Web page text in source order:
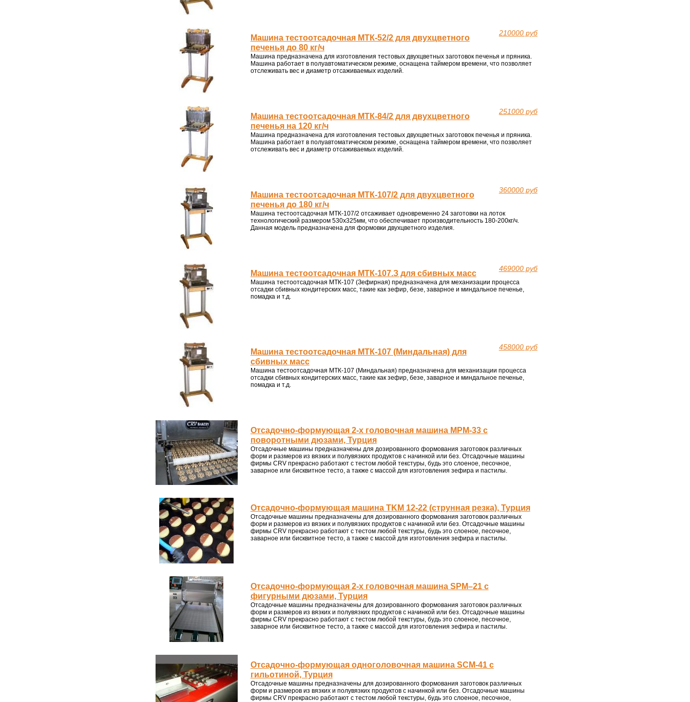
210000 руб
Машина тестоотсадочная МТК-52/2 для двухцветного
печенья до 80 кг/ч
Машина предназначена для изготовления тестовых двухцветных заготовок печенья и пряника.
Машина работает в полуавтоматическом режиме, оснащена таймером времени, что позволяет
отслеживать вес и диаметр отсаживаемых изделий.
251000 руб
Машина тестоотсадочная МТК-84/2 для двухцветного
печенья на 120 кг/ч
Машина предназначена для изготовления тестовых двухцветных заготовок печенья и пряника.
Машина работает в полуавтоматическом режиме, оснащена таймером времени, что позволяет
отслеживать вес и диаметр отсаживаемых изделий.
360000 руб
Машина тестоотсадочная МТК-107/2 для двухцветного
печенья до 180 кг/ч
Машина тестоотсадочная МТК-107/2 отсаживает одновременно 24 заготовки на лоток
технологический размером 530х325мм, что обеспечивает производительность 180-200кг/ч.
Данная модель предназначена для формовки двухцветного изделия.
469000 руб
Машина тестоотсадочная МТК-107.З для сбивных масс
Машина тестоотсадочная МТК-107 (Зефирная) предназначена для механизации процесса
отсадки сбивных кондитерских масс, такие как зефир, безе, заварное и миндальное печенье,
помадка и т.д.
458000 руб
Машина тестоотсадочная МТК-107 (Миндальная) для
сбивных масс
Машина тестоотсадочная МТК-107 (Миндальная) предназначена для механизации процесса
отсадки сбивных кондитерских масс, такие как зефир, безе, заварное и миндальное печенье,
помадка и т.д.
Отсадочно-формующая 2-х головочная машина MPM-33 с
поворотными дюзами, Турция
Отсадочные машины предназначены для дозированного формования заготовок различных
форм и размеров из вязких и полувязких продуктов с начинкой или без. Отсадочные машины
фирмы CRV прекрасно работают с тестом любой текстуры, будь это слоеное, песочное,
заварное или бисквитное тесто, а также с массой для изготовления зефира и пастилы.
Отсадочно-формующая машина TKM 12-22 (струнная резка), Турция
Отсадочные машины предназначены для дозированного формования заготовок различных
форм и размеров из вязких и полувязких продуктов с начинкой или без. Отсадочные машины
фирмы CRV прекрасно работают с тестом любой текстуры, будь это слоеное, песочное,
заварное или бисквитное тесто, а также с массой для изготовления зефира и пастилы.
Отсадочно-формующая 2-х головочная машина SPM–21 с
фигурными дюзами, Турция
Отсадочные машины предназначены для дозированного формования заготовок различных
форм и размеров из вязких и полувязких продуктов с начинкой или без. Отсадочные машины
фирмы CRV прекрасно работают с тестом любой текстуры, будь это слоеное, песочное,
заварное или бисквитное тесто, а также с массой для изготовления зефира и пастилы.
Отсадочно-формующая одноголовочная машина SCM-41 с
гильотиной, Турция
Отсадочные машины предназначены для дозированного формования заготовок различных
форм и размеров из вязких и полувязких продуктов с начинкой или без. Отсадочные машины
фирмы CRV прекрасно работают с тестом любой текстуры, будь это слоеное, песочное,